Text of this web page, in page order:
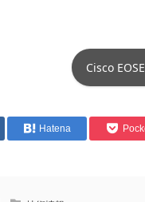
Cisco
Hatena